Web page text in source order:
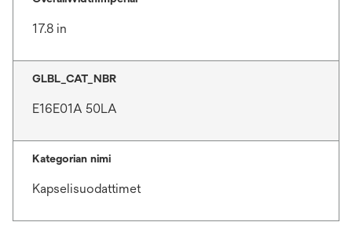
17.8 in
GLBL_CAT_NBR
E16E01A 50LA
Kategorian nimi
Kapselisuodattimet